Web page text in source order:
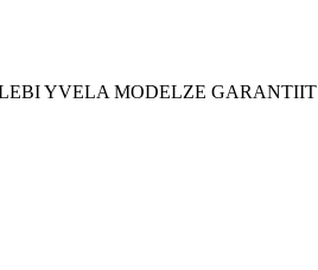
YVELA MODELZE GARANTIIT